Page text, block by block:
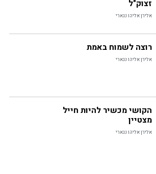
זצוק"ל
אלירן אליהו נגארי
רוצה לשמוח באמת
אלירן אליהו נגארי
הקושי מכשיר להיות חייל
מצטיין
אלירן אליהו נגארי